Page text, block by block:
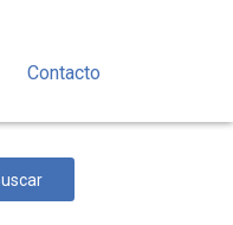
Contacto